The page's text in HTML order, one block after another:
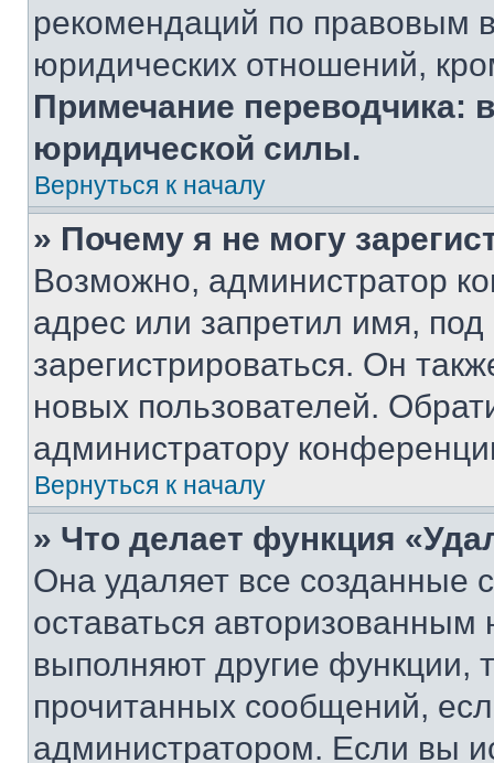
рекомендаций по правовым
юридических отношений,
Примечание переводчика:
юридической силы.
Вернуться к началу
» Почему я не могу
Возможно, администратор
адрес или запретил имя,
зарегистрироваться. Он
новых пользователей.
администратору
Вернуться к началу
» Что делает функция
Она удаляет все созданные
оставаться
выполняют другие функции,
прочитанных сообщений,
администратором. Если вы